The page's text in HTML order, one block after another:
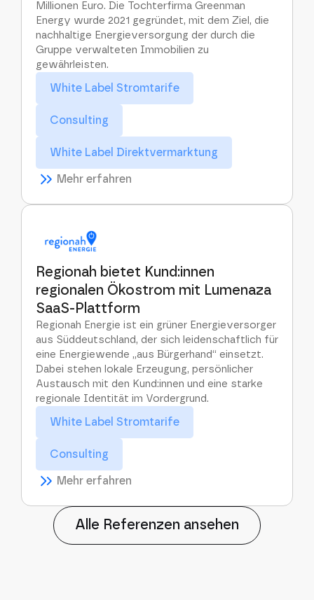
Millionen Euro. Die Tochterfirma Greenman
Energy wurde 2021 gegründet, mit dem Ziel, die
nachhaltige Energieversorgung der durch die
Gruppe verwalteten Immobilien zu
gewährleisten.
White Label Stromtarife
Consulting
White Label Direktvermarktung
Mehr erfahren
Regionah bietet Kund:innen
regionalen Ökostrom mit Lumenaza
SaaS-Plattform
Regionah Energie ist ein grüner Energieversorger
aus Süddeutschland, der sich leidenschaftlich für
eine Energiewende „aus Bürgerhand“ einsetzt.
Dabei stehen lokale Erzeugung, persönlicher
Austausch mit den Kund:innen und eine starke
regionale Identität im Vordergrund.
White Label Stromtarife
Consulting
Mehr erfahren
Alle Referenzen ansehen